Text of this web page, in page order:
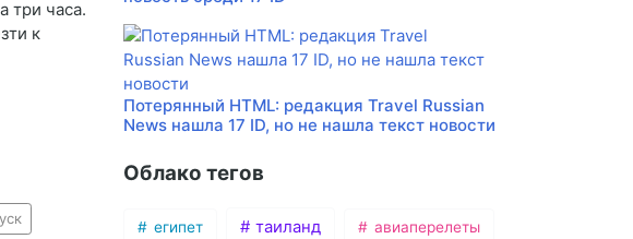
три часа.
к
Потерянный HTML: редакция Travel Russian
News нашла 17 ID, но не нашла текст новости
Облако тегов
египет таиланд авиаперелеты